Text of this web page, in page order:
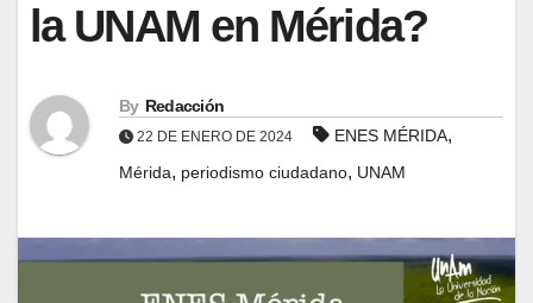
la UNAM en Mérida?
By Redacción
22 DE ENERO DE 2024 ENES MÉRIDA,
Mérida, periodismo ciudadano, UNAM